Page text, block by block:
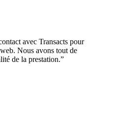
avec Transacts pour
Nous avons tout de
de la prestation.”